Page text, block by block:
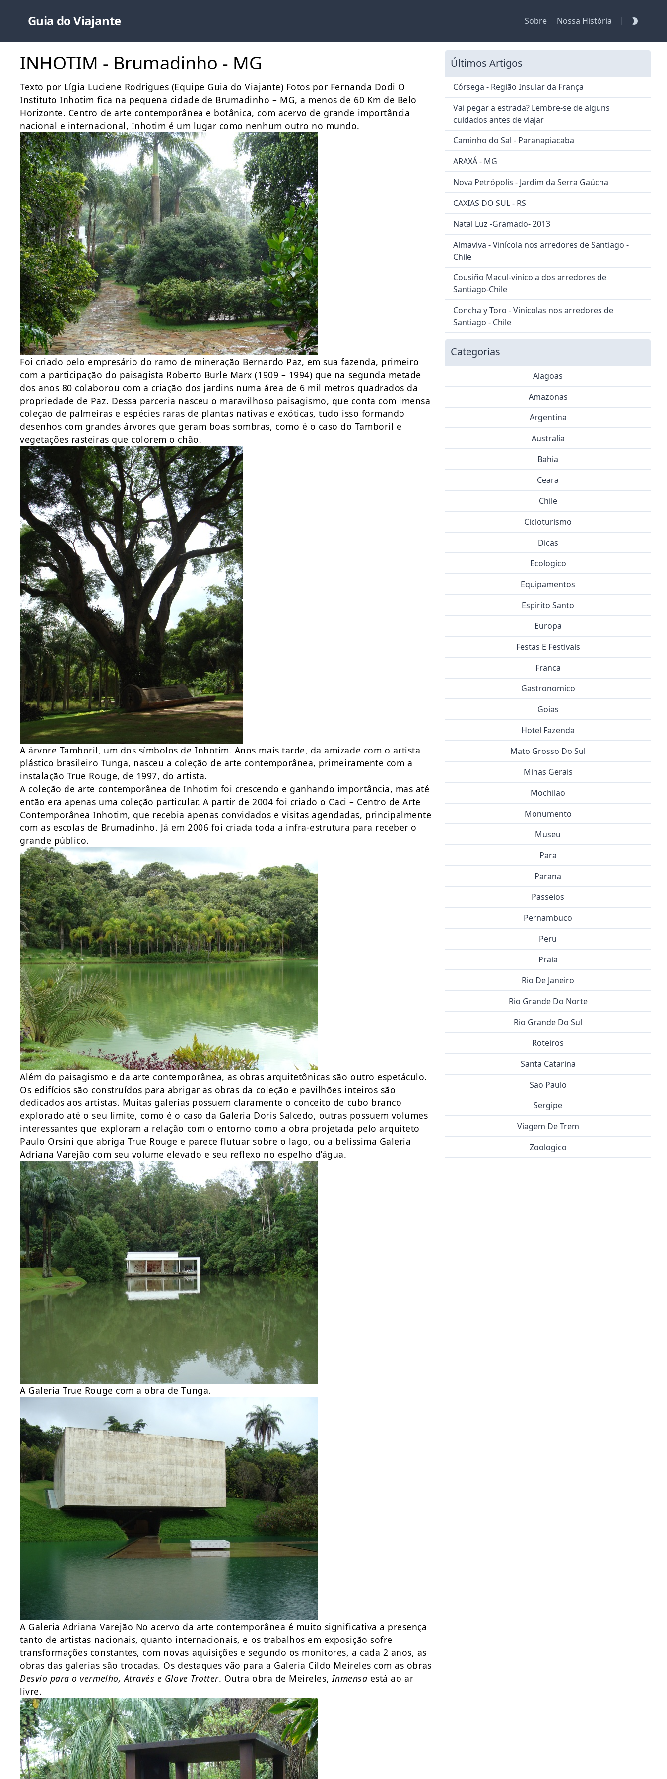
Guia do Viajante Sobre Nossa História |
INHOTIM - Brumadinho - MG
Texto por Lígia Luciene Rodrigues (Equipe Guia do Viajante) Fotos por Fernanda Dodi O
Instituto Inhotim fica na pequena cidade de Brumadinho – MG, a menos de 60 Km de Belo
Horizonte. Centro de arte contemporânea e botânica, com acervo de grande importância
nacional e internacional, Inhotim é um lugar como nenhum outro no mundo.
Foi criado pelo empresário do ramo de mineração Bernardo Paz, em sua fazenda, primeiro
com a participação do paisagista Roberto Burle Marx (1909 – 1994) que na segunda metade
dos anos 80 colaborou com a criação dos jardins numa área de 6 mil metros quadrados da
propriedade de Paz. Dessa parceria nasceu o maravilhoso paisagismo, que conta com imensa
coleção de palmeiras e espécies raras de plantas nativas e exóticas, tudo isso formando
desenhos com grandes árvores que geram boas sombras, como é o caso do Tamboril e
vegetações rasteiras que colorem o chão.
A árvore Tamboril, um dos símbolos de Inhotim. Anos mais tarde, da amizade com o artista
plástico brasileiro Tunga, nasceu a coleção de arte contemporânea, primeiramente com a
instalação True Rouge, de 1997, do artista.
A coleção de arte contemporânea de Inhotim foi crescendo e ganhando importância, mas até
então era apenas uma coleção particular. A partir de 2004 foi criado o Caci – Centro de Arte
Contemporânea Inhotim, que recebia apenas convidados e visitas agendadas, principalmente
com as escolas de Brumadinho. Já em 2006 foi criada toda a infra-estrutura para receber o
grande público.
Além do paisagismo e da arte contemporânea, as obras arquitetônicas são outro espetáculo.
Os edifícios são construídos para abrigar as obras da coleção e pavilhões inteiros são
dedicados aos artistas. Muitas galerias possuem claramente o conceito de cubo branco
explorado até o seu limite, como é o caso da Galeria Doris Salcedo, outras possuem volumes
interessantes que exploram a relação com o entorno como a obra projetada pelo arquiteto
Paulo Orsini que abriga True Rouge e parece flutuar sobre o lago, ou a belíssima Galeria
Adriana Varejão com seu volume elevado e seu reflexo no espelho d’água.
A Galeria True Rouge com a obra de Tunga.
A Galeria Adriana Varejão No acervo da arte contemporânea é muito significativa a presença
tanto de artistas nacionais, quanto internacionais, e os trabalhos em exposição sofre
transformações constantes, com novas aquisições e segundo os monitores, a cada 2 anos, as
obras das galerias são trocadas. Os destaques vão para a Galeria Cildo Meireles com as obras
Desvio para o vermelho, Através e Glove Trotter. Outra obra de Meireles,Inmensa está ao ar
livre.
Últimos Artigos
Córsega - Região Insular da França
Vai pegar a estrada? Lembre-se de alguns
cuidados antes de viajar
Caminho do Sal - Paranapiacaba
ARAXÁ - MG
Nova Petrópolis - Jardim da Serra Gaúcha
CAXIAS DO SUL - RS
Natal Luz -Gramado- 2013
Almaviva - Vinícola nos arredores de Santiago -
Chile
Cousiño Macul-vinícola dos arredores de
Santiago-Chile
Concha y Toro - Vinícolas nos arredores de
Santiago - Chile
Categorias
Alagoas
Amazonas
Argentina
Australia
Bahia
Ceara
Chile
Cicloturismo
Dicas
Ecologico
Equipamentos
Espirito Santo
Europa
Festas E Festivais
Franca
Gastronomico
Goias
Hotel Fazenda
Mato Grosso Do Sul
Minas Gerais
Mochilao
Monumento
Museu
Para
Parana
Passeios
Pernambuco
Peru
Praia
Rio De Janeiro
Rio Grande Do Norte
Rio Grande Do Sul
Roteiros
Santa Catarina
Sao Paulo
Sergipe
Viagem De Trem
Zoologico